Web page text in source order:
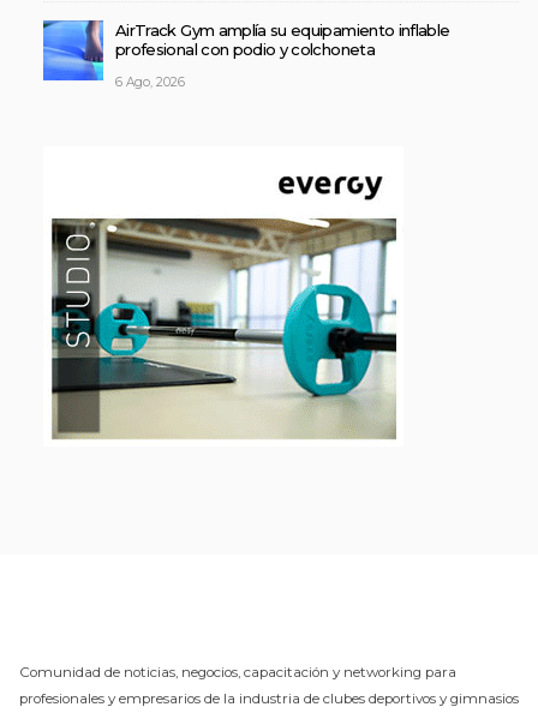
AirTrack Gym amplía su equipamiento inflable
profesional con podio y colchoneta
6 Ago, 2026
Comunidad de noticias, negocios, capacitación y networking para
profesionales y empresarios de la industria de clubes deportivos y gimnasios